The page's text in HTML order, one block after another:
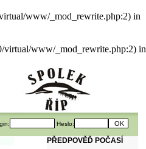
virtual/www/_mod_rewrite.php:2) in
virtual/www/_mod_rewrite.php:2) in
Heslo:
PŘEDPOVĚĎ POČASÍ